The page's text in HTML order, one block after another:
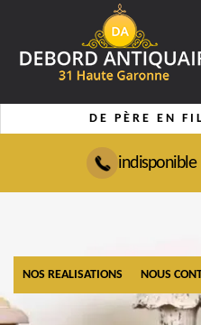
DE PÈRE EN
indisponible
NOS REALISATIONS NOUS